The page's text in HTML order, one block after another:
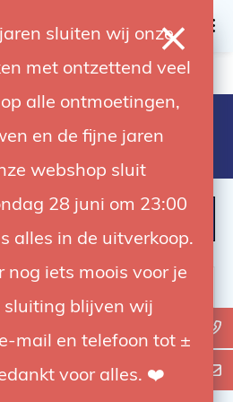
sluiten wij onze
met ontzettend veel
alle ontmoetingen,
en de fijne jaren
webshop sluit
28 juni om 23:00
alles in de uitverkoop.
nog iets moois voor je
sluiting blijven wij
mail en telefoon tot ±
voor alles. ❤️
shops
with